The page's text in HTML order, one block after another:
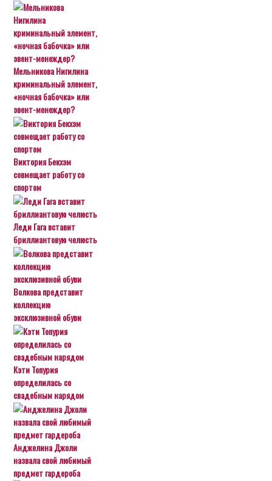
Мельникова Нигилина
криминальный элемент,
«ночная бабочка» или
эвент-менеждер?
Виктория Бекхэм
совмещает работу со
спортом
Леди Гага вставит
бриллиантовую челюсть
Волкова представит
коллекцию
эксклюзивной обуви
Кэти Топурия
определилась со
свадебным нарядом
Анджелина Джоли
назвала свой любимый
предмет гардероба